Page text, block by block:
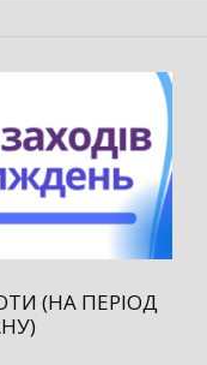
(НА ПЕРІОД